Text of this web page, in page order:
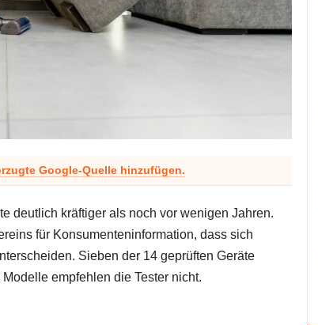
Google-Quelle hinzufügen.
deutlich kräftiger als noch vor wenigen Jahren.
für Konsumenteninformation, dass sich
Sieben der 14 geprüften Geräte
empfehlen die Tester nicht.